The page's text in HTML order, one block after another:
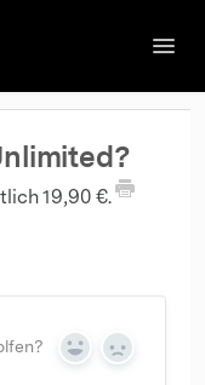
Kontakt
19,90 €.
Yes No